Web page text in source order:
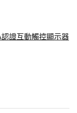
證互動觸控顯示器